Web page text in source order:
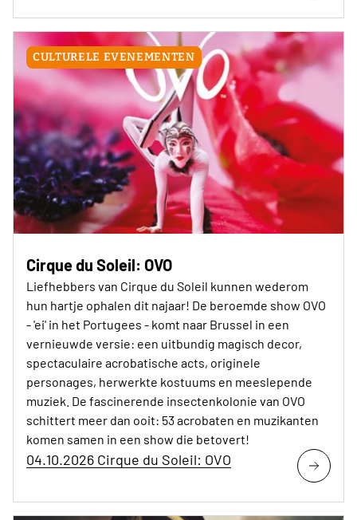
CULTURELE EVENEMENTEN
Cirque du Soleil: OVO
Liefhebbers van Cirque du Soleil kunnen wederom
hun hartje ophalen dit najaar! De beroemde show OVO
- 'ei' in het Portugees - komt naar Brussel in een
vernieuwde versie: een uitbundig magisch decor,
spectaculaire acrobatische acts, originele
personages, herwerkte kostuums en meeslepende
muziek. De fascinerende insectenkolonie van OVO
schittert meer dan ooit: 53 acrobaten en muzikanten
komen samen in een show die betovert!
04.10.2026 Cirque du Soleil: OVO